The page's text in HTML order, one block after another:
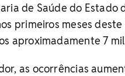
de Saúde do Estado
primeiros meses
aproximadamente 7
as ocorrências